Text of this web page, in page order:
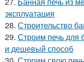
эксплуатация
28. Строительство
29. Строим печь для
и дешевый способ